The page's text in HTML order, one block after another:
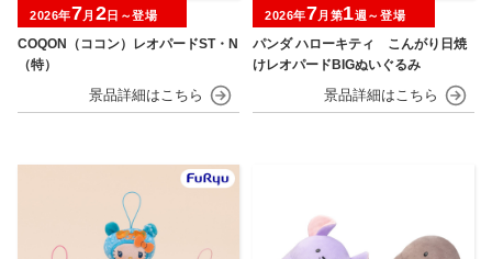
COQON（ココン）レオパードST・N
（特）
2026年7月 2 日～登場
パンダ ハローキティ こんがり日焼
けレオパードBIGぬいぐるみ
2026年7月第1週～登場